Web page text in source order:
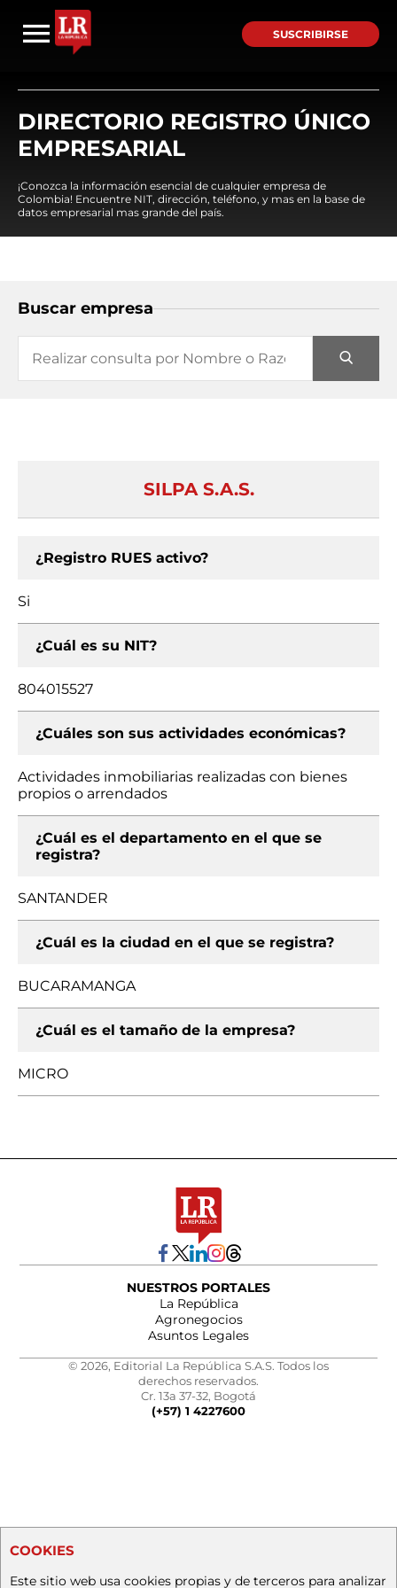
SUSCRIBIRSE
DIRECTORIO REGISTRO ÚNICO
EMPRESARIAL
¡Conozca la información esencial de cualquier empresa de
Colombia! Encuentre NIT, dirección, teléfono, y mas en la base de
datos empresarial mas grande del país.
Buscar empresa
SILPA S.A.S.
¿Registro RUES activo?
Si
¿Cuál es su NIT?
804015527
¿Cuáles son sus actividades económicas?
Actividades inmobiliarias realizadas con bienes
propios o arrendados
¿Cuál es el departamento en el que se
registra?
SANTANDER
¿Cuál es la ciudad en el que se registra?
BUCARAMANGA
¿Cuál es el tamaño de la empresa?
MICRO
NUESTROS PORTALES
La República
Agronegocios
Asuntos Legales
© 2026, Editorial La República S.A.S. Todos los
derechos reservados.
Cr. 13a 37-32, Bogotá
(+57) 1 4227600
COOKIES
Este sitio web usa cookies propias y de terceros para analizar